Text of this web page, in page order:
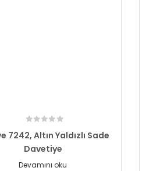
7242, Altın Yaldızlı Sade
Davetiye
Devamını oku